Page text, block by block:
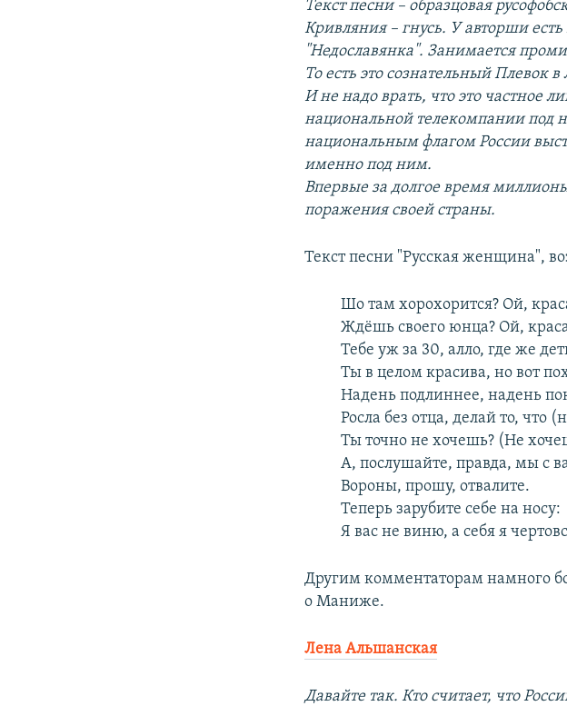
Текст песни – образцовая
Кривляния – гнусь. У авторши
"Недославянка". Занимается
То есть это сознательный Плевок в
И не надо врать, что это частное
национальной телекомпании под
национальным флагом России
именно под ним.
Впервые за долгое время
поражения своей страны.
Текст песни "Русская женщина",
Шо там хорохорится? Ой,
Ждёшь своего юнца? Ой,
Тебе уж за 30, алло, где же
Ты в целом красива, но вот
Надень подлиннее, надень
Росла без отца, делай то, что
Ты точно не хочешь? (Не
А, послушайте, правда, мы с
Вороны, прошу, отвалите.
Теперь зарубите себе на носу:
Я вас не виню, а себя я
Другим комментаторам намного
о Маниже.
Лена Альшанская
Давайте так. Кто считает, что